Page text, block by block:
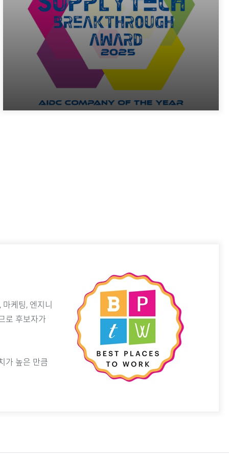
케팅, 엔지니
로 후보자가
가 높은 만큼